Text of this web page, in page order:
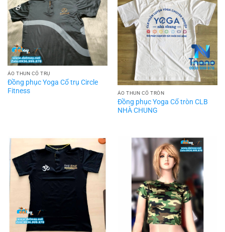
ÁO THUN CỔ TRỤ
Đồng phục Yoga Cổ trụ Circle
Fitness
ÁO THUN CỔ TRÒN
Đồng phục Yoga Cổ tròn CLB
NHÀ CHUNG